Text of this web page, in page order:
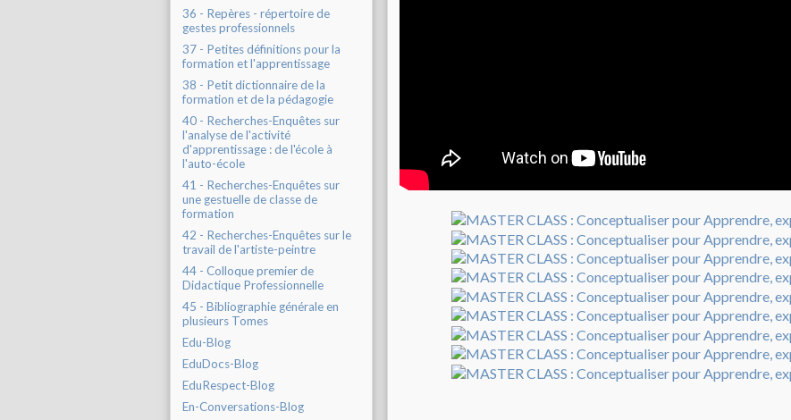
36 - Repères - répertoire de
gestes professionnels
37 - Petites définitions pour la
formation et l'apprentissage
38 - Petit dictionnaire de la
formation et de la pédagogie
40 - Recherches-Enquêtes sur
l'analyse de l'activité
d'apprentissage : de l'école à
l'auto-école
41 - Recherches-Enquêtes sur
une gestuelle de classe de
formation
42 - Recherches-Enquêtes sur le
travail de l'artiste-peintre
44 - Colloque premier de
Didactique Professionnelle
45 - Bibliographie générale en
plusieurs Tomes
Edu-Blog
EduDocs-Blog
EduRespect-Blog
En-Conversations-Blog